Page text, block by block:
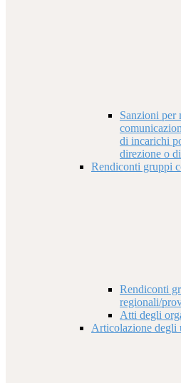
Sanzioni per
di incarichi
direzione o
Rendiconti gruppi
Rendiconti
regionali/
Atti degli
Articolazione degli